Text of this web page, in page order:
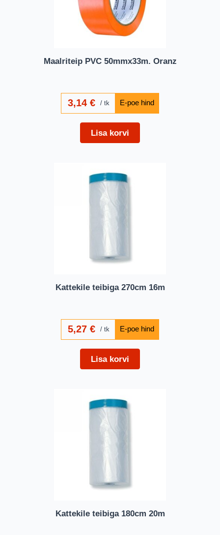
Maalriteip PVC 50mmx33m. Oranz
3,14€ tk
Lisa korvi
Kattekile teibiga 270cm 16m
5,27€ tk
Lisa korvi
Kattekile teibiga 180cm 20m